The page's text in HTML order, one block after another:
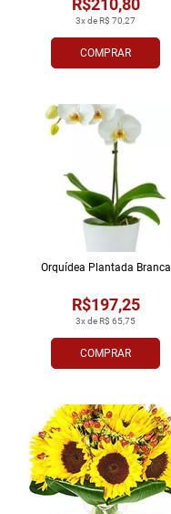
COMPRAR
3x de R$ 70,27
R$210,80
COMPRAR
3x de R$ 65,75
R$197,25
Orquídea Plantada Branca